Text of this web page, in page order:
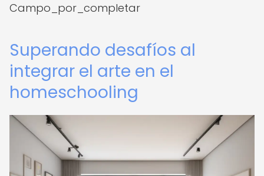
Campo_por_completar
Superando desafíos al
integrar el arte en el
homeschooling